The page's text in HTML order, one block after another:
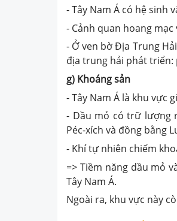
- Tây Nam Á có hệ sinh
- Cảnh quan hoang
- Ở ven bờ Địa Trung
địa trung hải phát triển:
g) Khoáng sản
- Tây Nam Á là khu vực
- Dầu mỏ có trữ lượng
Péc-xích và đồng bằng
- Khí tự nhiên chiếm
=> Tiềm năng dầu mỏ
Tây Nam Á.
Ngoài ra, khu vực này